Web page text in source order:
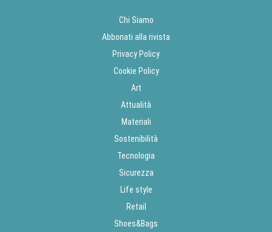
Chi Siamo
Abbonati alla rivista
Privacy Policy
Cookie Policy
Art
Attualità
Materiali
Sostenibilità
Tecnologia
Sicurezza
Life style
Retail
Shoes&Bags